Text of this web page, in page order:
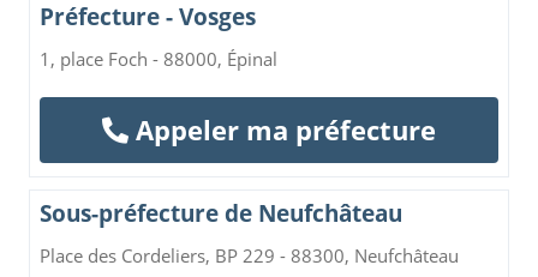
Préfecture - Vosges
1, place Foch - 88000, Épinal
Appeler ma préfecture
Sous-préfecture de Neufchâteau
Place des Cordeliers, BP 229 - 88300, Neufchâteau